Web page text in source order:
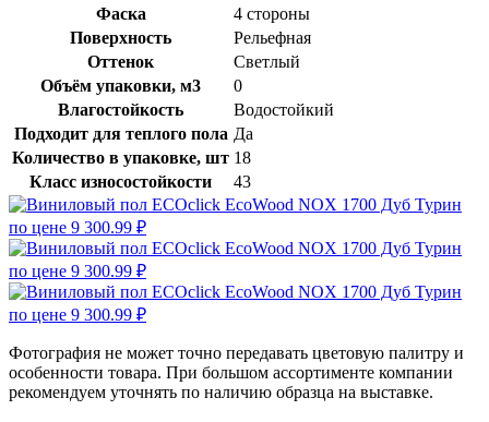
Фаска
4 стороны
Поверхность
Рельефная
Оттенок
Светлый
Объём упаковки, м3
0
Влагостойкость
Водостойкий
Подходит для теплого пола Да
Количество в упаковке, шт 18
Класс износостойкости
43
Фотография не может точно передавать цветовую палитру и
особенности товара. При большом ассортименте компании
рекомендуем уточнять по наличию образца на выставке.